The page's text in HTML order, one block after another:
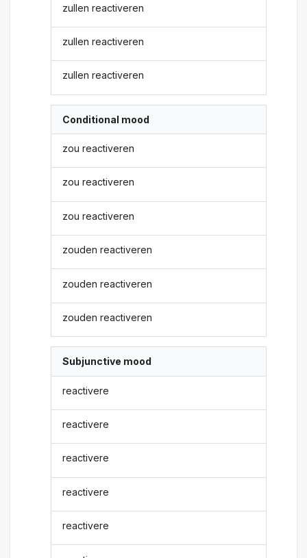
zullen reactiveren
zullen reactiveren
zullen reactiveren
Conditional mood
zou reactiveren
zou reactiveren
zou reactiveren
zouden reactiveren
zouden reactiveren
zouden reactiveren
Subjunctive mood
reactivere
reactivere
reactivere
reactivere
reactivere